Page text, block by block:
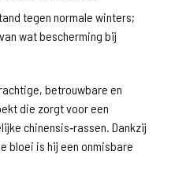
tegen normale winters;
wat bescherming bij
betrouwbare en
die zorgt voor een
chinensis‑rassen. Dankzij
bloei is hij een onmisbare